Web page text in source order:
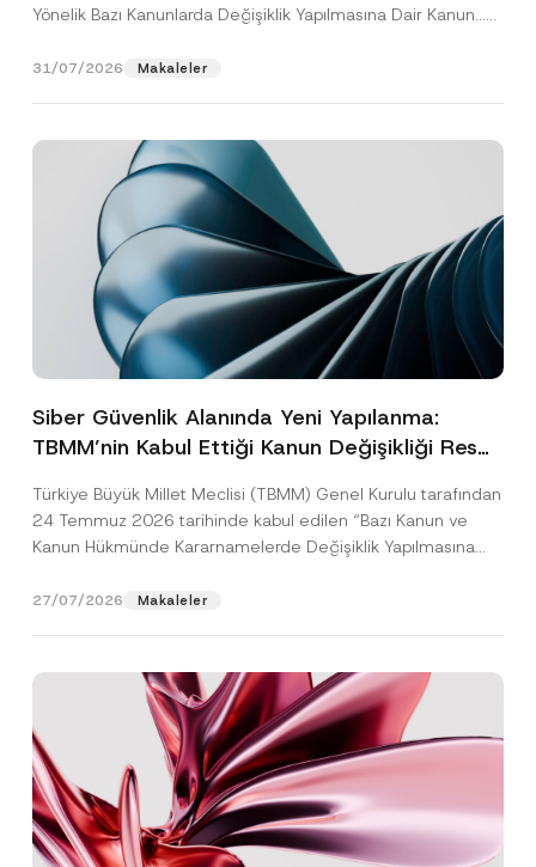
Yönelik Bazı Kanunlarda Değişiklik Yapılmasına Dair Kanun...
31/07/2026 Makaleler
Siber Güvenlik Alanında Yeni Yapılanma:
TBMM’nin Kabul Ettiği Kanun Değişikliği Resmî
Türkiye Büyük Millet Meclisi (TBMM) Genel Kurulu tarafından
24 Temmuz 2026 tarihinde kabul edilen “Bazı Kanun ve
Kanun Hükmünde Kararnamelerde Değişiklik Yapılmasına
27/07/2026 Makaleler